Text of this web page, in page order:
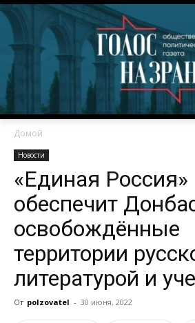
Домой
Новости
«Единая Россия»
обеспечит
освобождённые
территории
литературой и
От polzovatel - 30 июня, 2022